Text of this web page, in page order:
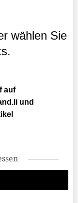
wählen Sie
auf
und